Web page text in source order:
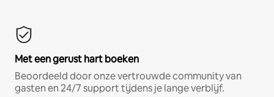
Met een gerust hart boeken
Beoordeeld door onze vertrouwde community van
gasten en 24/7 support tijdens je lange verblijf.